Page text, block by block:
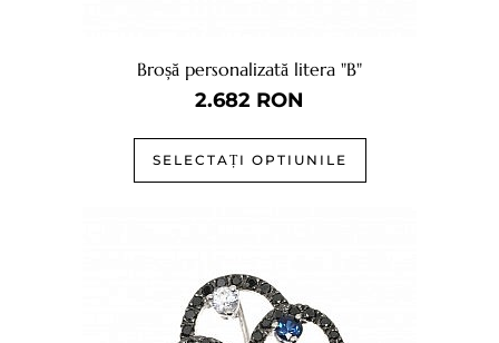
Broșă personalizată litera "B"
2.682 RON
SELECTAȚI OPTIUNILE